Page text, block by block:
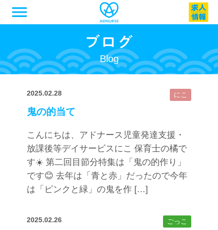
menu
Blog
2025.02.28 にこ
鬼の的当て
こんにちは、アドナース児童発達支援・
放課後等デイサービスにこ 保育士の橘で
す☀️ 第二回目節分特集は「鬼の的作り」
です😊 去年は「青と赤」だったので今年
は「ピンクと緑」の鬼を作 […]
2025.02.26 ごっこ